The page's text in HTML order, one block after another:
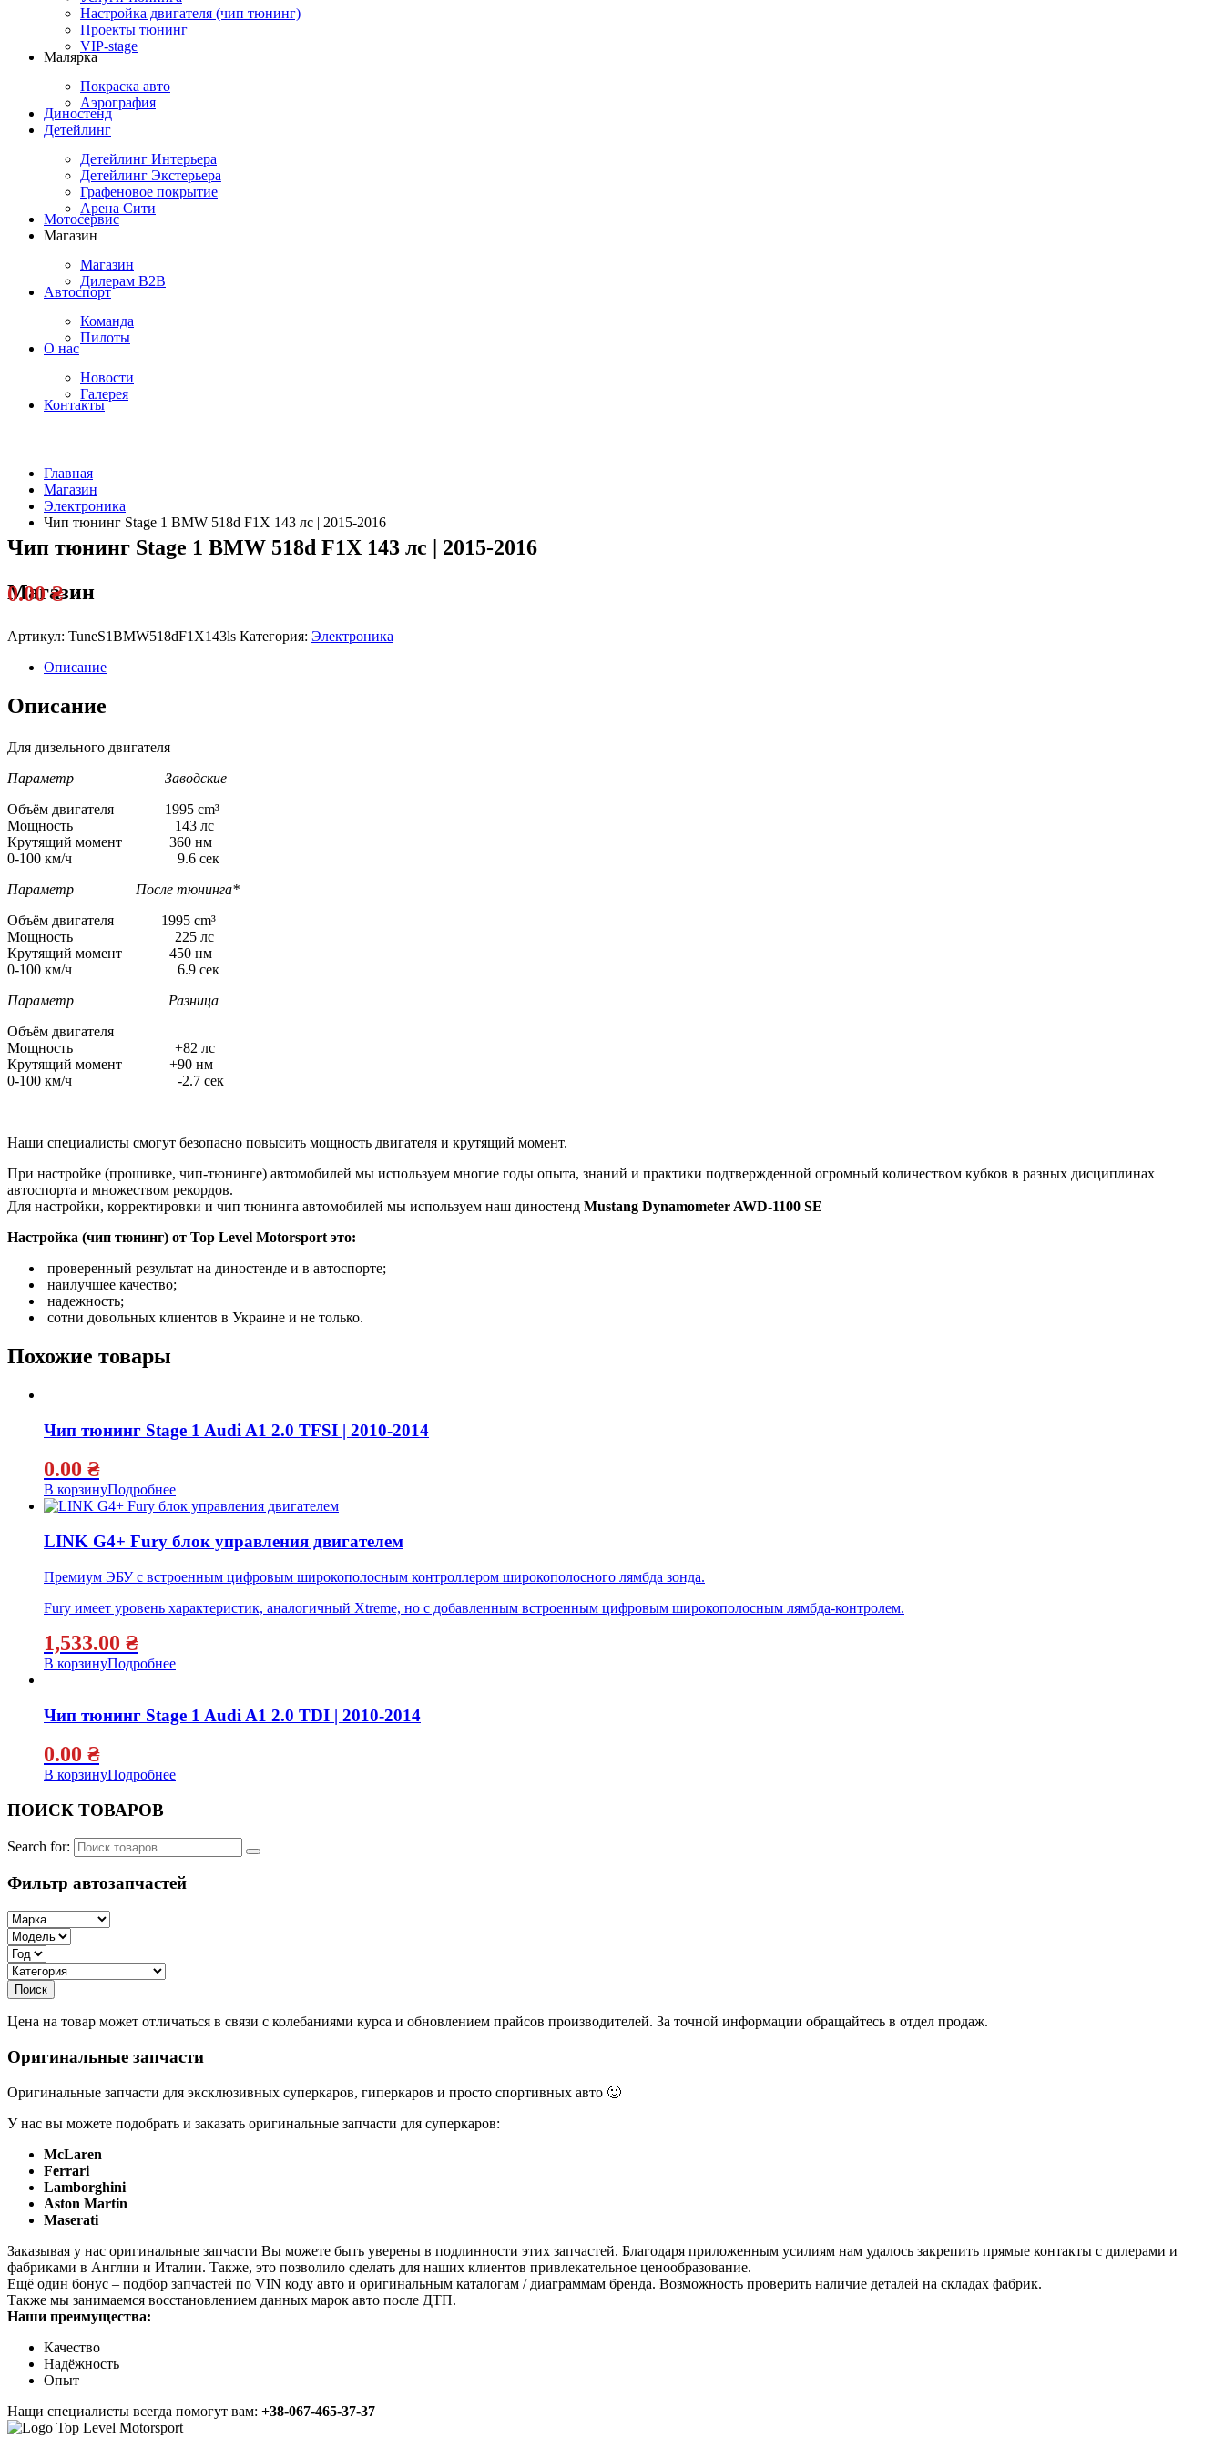
Настройка двигателя (чип тюнинг)
Проекты тюнинг
VIP-stage
Малярка
Покраска авто
Аэрография
Диностенд
Детейлинг
Детейлинг Интерьера
Детейлинг Экстерьера
Графеновое покрытие
Арена Сити
Мотосервис
Магазин
Магазин
Дилерам B2B
Автоспорт
Команда
Пилоты
О нас
Новости
Галерея
Контакты
Главная
Магазин
Электроника
Чип тюнинг Stage 1 BMW 518d F1X 143 лс | 2015-2016
Магазин
Чип тюнинг Stage 1 BMW 518d F1X 143 лс | 2015-2016
0.00₴
Артикул: TuneS1BMW518dF1X143ls Категория: Электроника
Описание
Описание
Для дизельного двигателя
Параметр Заводские
Объём двигателя 1995 cm³
Мощность 143 лс
Крутящий момент 360 нм
0-100 км/ч 9.6 сек
Параметр После тюнинга*
Объём двигателя 1995 cm³
Мощность 225 лс
Крутящий момент 450 нм
0-100 км/ч 6.9 сек
Параметр Разница
Объём двигателя
Мощность +82 лс
Крутящий момент +90 нм
0-100 км/ч -2.7 сек
Наши специалисты смогут безопасно повысить мощность двигателя и крутящий момент.
При настройке (прошивке, чип-тюнинге) автомобилей мы используем многие годы опыта, знаний и практики подтвержденной огромный количеством кубков в разных дисциплинах
автоспорта и множеством рекордов.
Для настройки, корректировки и чип тюнинга автомобилей мы используем наш диностенд Mustang Dynamometer AWD-1100 SE
Настройка (чип тюнинг) от Top Level Motorsport это:
проверенный результат на диностенде и в автоспорте;
наилучшее качество;
надежность;
сотни довольных клиентов в Украине и не только.
Похожие товары
Чип тюнинг Stage 1 Audi A1 2.0 TFSI | 2010-2014
0.00 ₴
В корзинуПодробнее
LINK G4+ Fury блок управления двигателем
Премиум ЭБУ с встроенным цифровым широкополосным контроллером широкополосного лямбда зонда.
Fury имеет уровень характеристик, аналогичный Xtreme, но с добавленным встроенным цифровым широкополосным лямбда-контролем.
1,533.00 ₴
В корзинуПодробнее
Чип тюнинг Stage 1 Audi A1 2.0 TDI | 2010-2014
0.00 ₴
В корзинуПодробнее
ПОИСК ТОВАРОВ
Search for:
Фильтр автозапчастей
Цена на товар может отличаться в связи с колебаниями курса и обновлением прайсов производителей. За точной информации обращайтесь в отдел продаж.
Оригинальные запчасти
Оригинальные запчасти для эксклюзивных суперкаров, гиперкаров и просто спортивных авто 🙂
У нас вы можете подобрать и заказать оригинальные запчасти для суперкаров:
McLaren
Ferrari
Lamborghini
Aston Martin
Maserati
Заказывая у нас оригинальные запчасти Вы можете быть уверены в подлинности этих запчастей. Благодаря приложенным усилиям нам удалось закрепить прямые контакты с дилерами и
фабриками в Англии и Италии. Также, это позволило сделать для наших клиентов привлекательное ценообразование.
Ещё один бонус – подбор запчастей по VIN коду авто и оригинальным каталогам / диаграммам бренда. Возможность проверить наличие деталей на складах фабрик.
Также мы занимаемся восстановлением данных марок авто после ДТП.
Наши преимущества:
Качество
Надёжность
Опыт
Нащи специалисты всегда помогут вам: +38-067-465-37-37